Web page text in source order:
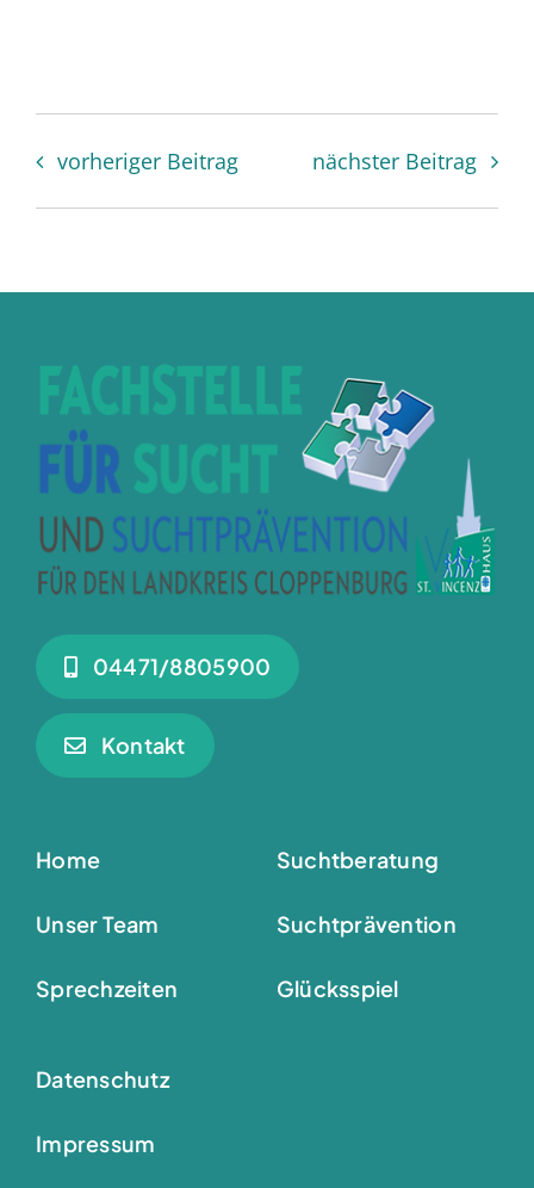
vorheriger Beitrag nächster Beitrag
04471/8805900
Kontakt
Home
Unser Team
Sprechzeiten
Suchtberatung
Suchtprävention
Glücksspiel
Datenschutz
Impressum